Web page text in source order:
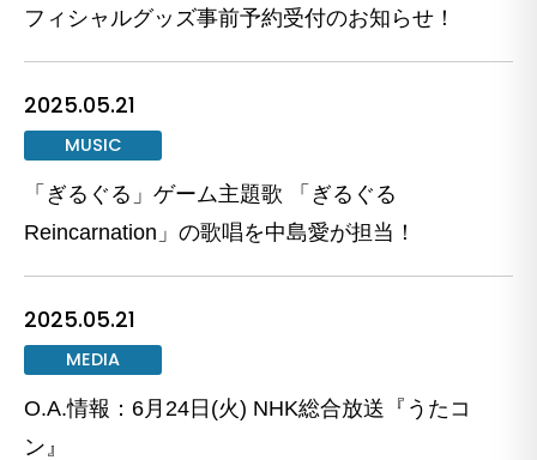
フィシャルグッズ事前予約受付のお知らせ！
2025.05.21
MUSIC
「ぎるぐる」ゲーム主題歌 「ぎるぐる
Reincarnation」の歌唱を中島愛が担当！
2025.05.21
MEDIA
O.A.情報：6月24日(火) NHK総合放送『うたコ
ン』